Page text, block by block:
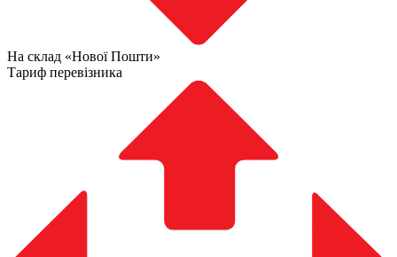
На склад «Нової Пошти»
Тариф перевізника